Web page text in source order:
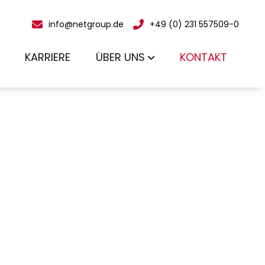
info@netgroup.de +49 (0) 231 557509-0
KARRIERE ÜBER UNS KONTAKT